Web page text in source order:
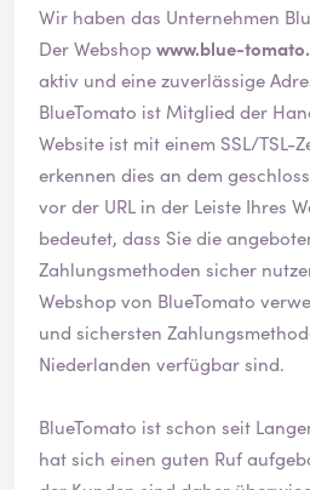
w
e
r
t
u
n
g
w
r
d
e
b
e
s
ä
t
Wir haben das Unternehmen
Der Webshopwww.blue-
aktiv und eine zuverlässige
BlueTomato ist Mitglied der
Website ist mit einem SSL/TSL-
erkennen dies an dem
vor der URL in der Leiste Ihres
bedeutet, dass Sie die
Zahlungsmethoden sicher
Webshop von BlueTomato
und sichersten
Niederlanden verfügbar sind.
BlueTomato ist schon seit
hat sich einen guten Ruf aufgebaut. Die